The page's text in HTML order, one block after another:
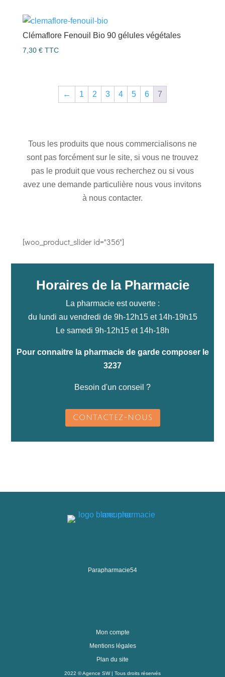
Clémaflore Fenouil Bio 90 gélules végétales
7,30 € TTC
← 1 2 3 4 5 6 7
Tous les produits que nous commercialisons ne
sont pas forcément sur le site, si vous ne trouvez
pas le produit que vous recherchez ou si vous
avez une demande particulière nous vous invitons
à nous contacter.
[woo_product_slider id="356"]
Horaires de la Pharmacie
La pharmacie est ouverte :
du lundi au vendredi de 9h-12h15 et 14h-19h15
Le samedi 9h-12h15 et 14h-18h
Pour connaitre la pharmacie de garde composer le
3237
Besoin d'un conseil ?
CONTACTEZ-NOUS
Parapharmacie54
Mon compte
Mentions légales
Plan du site
2022 ©Agence SW| Tous droits réservés